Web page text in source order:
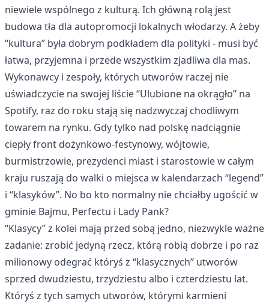
niewiele wspólnego z kulturą. Ich główną rolą jest
budowa tła dla autopromocji lokalnych włodarzy. A żeby
“kultura” była dobrym podkładem dla polityki - musi być
łatwa, przyjemna i przede wszystkim zjadliwa dla mas.
Wykonawcy i zespoły, których utworów raczej nie
uświadczycie na swojej liście “Ulubione na okrągło” na
Spotify, raz do roku stają się nadzwyczaj chodliwym
towarem na rynku. Gdy tylko nad polskę nadciągnie
ciepły front dożynkowo-festynowy, wójtowie,
burmistrzowie, prezydenci miast i starostowie w całym
kraju ruszają do walki o miejsca w kalendarzach “legend”
i “klasyków”. No bo kto normalny nie chciałby ugościć w
gminie Bajmu, Perfectu i Lady Pank?
“Klasycy” z kolei mają przed sobą jedno, niezwykle ważne
zadanie: zrobić jedyną rzecz, którą robią dobrze i po raz
milionowy odegrać któryś z “klasycznych” utworów
sprzed dwudziestu, trzydziestu albo i czterdziestu lat.
Któryś z tych samych utworów, którymi karmieni